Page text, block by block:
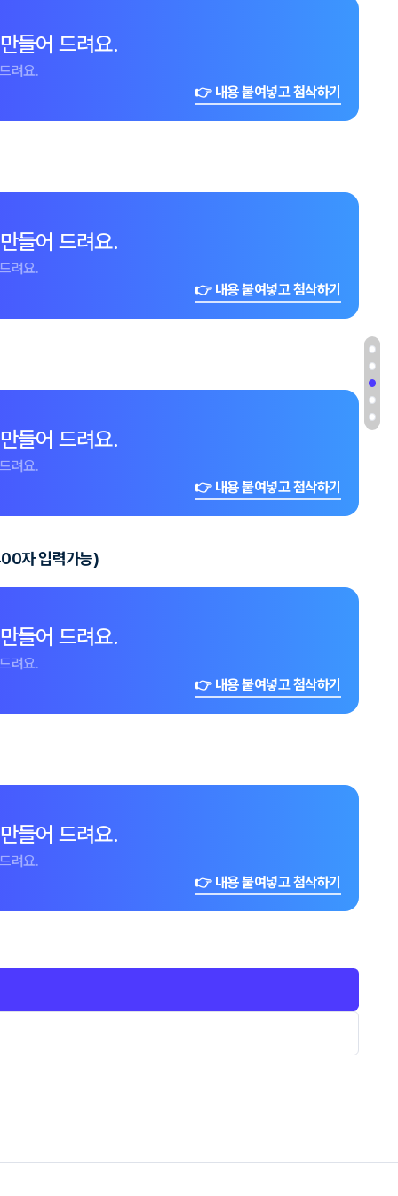
들어 드려요.
려요.
👉 내용 붙여넣고 첨삭하기
들어 드려요.
려요.
👉 내용 붙여넣고 첨삭하기
들어 드려요.
려요.
👉 내용 붙여넣고 첨삭하기
자 입력가능)
들어 드려요.
려요.
👉 내용 붙여넣고 첨삭하기
들어 드려요.
려요.
👉 내용 붙여넣고 첨삭하기